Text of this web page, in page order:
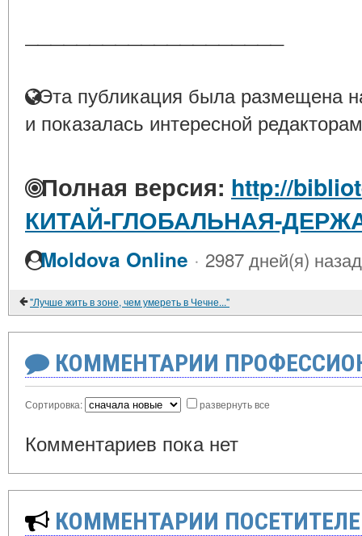
Эта публикация была размещена
и показалась интересной
Полная версия: http://
КИТАЙ-ГЛОБАЛЬНАЯ-
Moldova Online · 2987 дней(я) назад
"Лучше жить в зоне, чем умереть в Чечне..."
КОММЕНТАРИИ
Сортировка: развернуть все
Комментариев пока нет
КОММЕНТАРИИ